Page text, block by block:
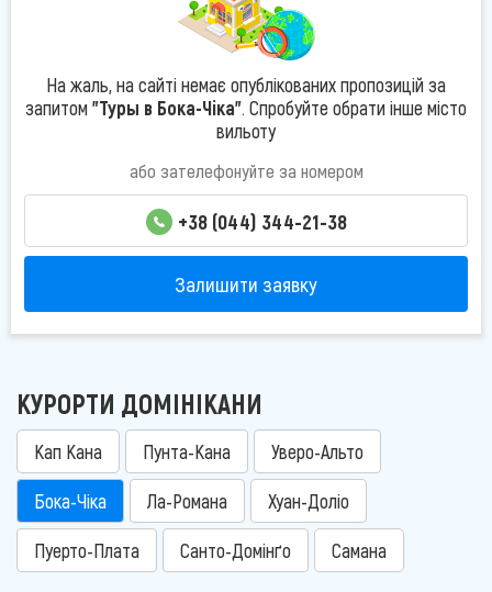
На жаль, на сайті немає опублікованих пропозицій за
запитом "Туры в Бока-Чіка". Спробуйте обрати інше місто
вильоту
або зателефонуйте за номером
+38 (044) 344-21-38
Залишити заявку
КУРОРТИ ДОМІНІКАНИ
Кап Кана Пунта-Кана Уверо-Альто
Бока-Чіка Ла-Романа Хуан-Доліо
Пуерто-Плата Санто-Домінґо Самана